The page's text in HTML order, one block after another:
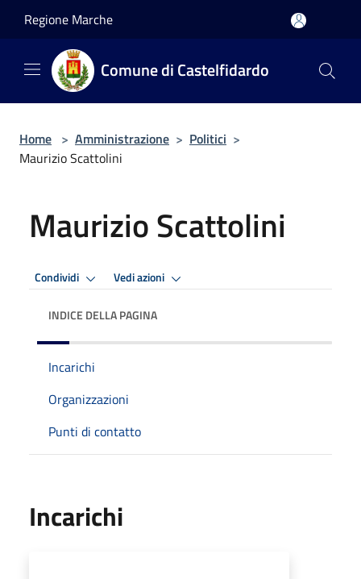
Regione Marche
Comune di Castelfidardo
Home > Amministrazione > Politici >
Maurizio Scattolini
Maurizio Scattolini
Condividi Vedi azioni
INDICE DELLA PAGINA
Incarichi
Organizzazioni
Punti di contatto
Incarichi